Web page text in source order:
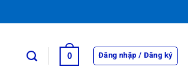
0 Đăng nhập / Đăng ký